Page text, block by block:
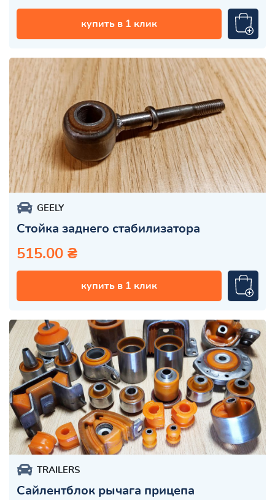
купить в 1 клик
GEELY
Стойка заднего стабилизатора
515.00 ₴
купить в 1 клик
TRAILERS
Сайлентблок рычага прицепа